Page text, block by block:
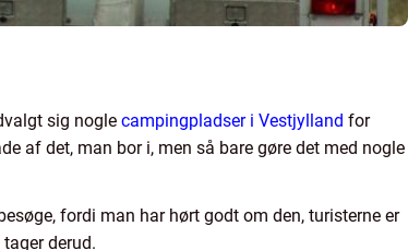
sig nogle campingpladser i Vestjylland for
af det, man bor i, men så bare gøre det med nogle
fordi man har hørt godt om den, turisterne er
derud.